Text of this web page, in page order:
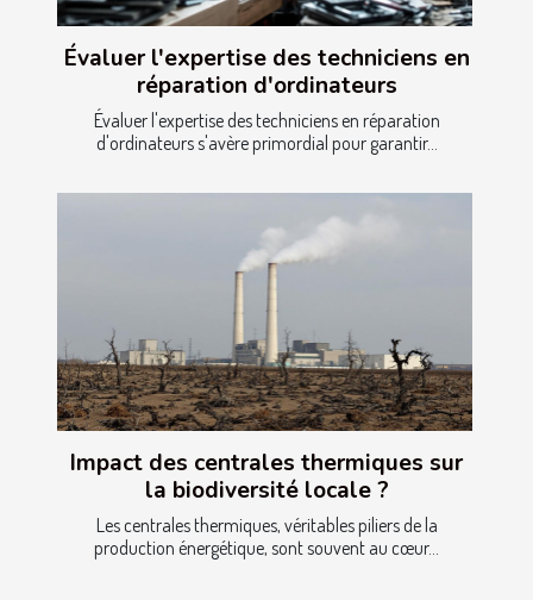
Évaluer l'expertise des techniciens en
réparation d'ordinateurs
Évaluer l'expertise des techniciens en réparation
d'ordinateurs s'avère primordial pour garantir...
Impact des centrales thermiques sur
la biodiversité locale ?
Les centrales thermiques, véritables piliers de la
production énergétique, sont souvent au cœur...